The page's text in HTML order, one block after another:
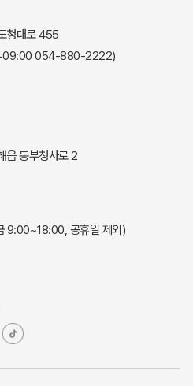
청대로 455
054-880-2222)
읍 동부청사로 2
9:00~18:00, 공휴일 제외)